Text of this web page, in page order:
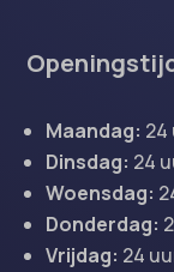
Maandag: 24
Dinsdag: 24
Woensdag:
Donderdag:
Vrijdag: 24